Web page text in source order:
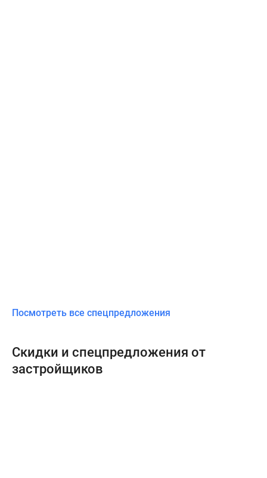
Посмотреть все спецпредложения
Скидки и спецпредложения от
застройщиков